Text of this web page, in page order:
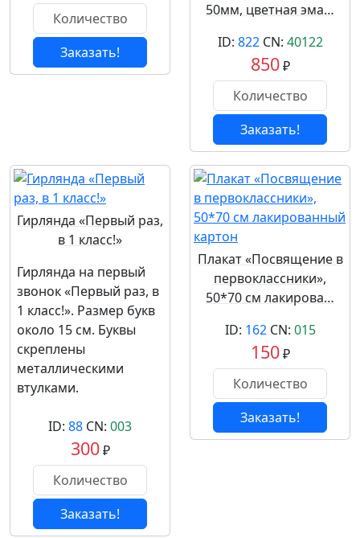
Заказать!
50мм, цветная эма…
ID: 822CN: 40122
850₽
Заказать!
Гирлянда «Первый раз,
в 1 класс!»
Гирлянда на первый
звонок «Первый раз, в
1 класс!». Размер букв
около 15 см. Буквы
скреплены
металлическими
втулками.
ID: 88 CN: 003
300₽
Заказать!
Плакат «Посвящение в
первоклассники»,
50*70 см лакирова…
ID: 162CN: 015
150₽
Заказать!